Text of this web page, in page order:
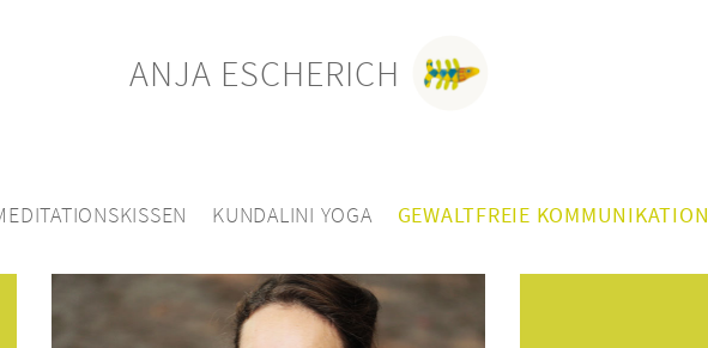
ANJA ESCHERICH
KUNDALINI YOGA GEWALTFREIE KOMMUNIKATION